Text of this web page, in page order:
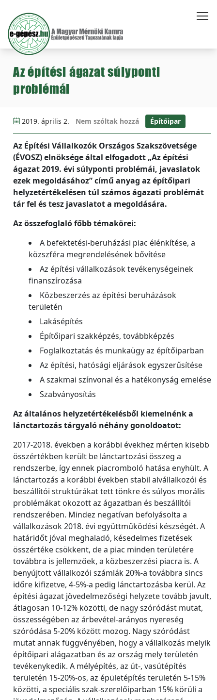
Az építési ágazat súlyponti
problémái
2019. április 2. Nem szóltak hozzá Építőipar
Az Építési Vállalkozók Országos Szakszövetsége
(ÉVOSZ) elnöksége által elfogadott „Az építési
ágazat 2019. évi súlyponti problémái, javaslatok
ezek megoldásához” című anyag az építőipari
helyzetértékelésen túl számos ágazati problémát
tár fel és tesz javaslatot a megoldására.
Az összefoglaló főbb témakörei:
A befektetési-beruházási piac élénkítése, a
közszféra megrendelésének bővítése
Az építési vállalkozások tevékenységeinek
finanszírozása
Közbeszerzés az építési beruházások
területén
Lakásépítés
Építőipari szakképzés, továbbképzés
Foglalkoztatás és munkaügy az építőiparban
Az építési, hatósági eljárások egyszerűsítése
A szakmai színvonal és a hatékonyság emelése
Szabványosítás
Az általános helyzetértékelésből kiemelnénk a
lánctartozás tárgyaló néhány gonoldoatot:
2017-2018. években a korábbi évekhez mérten kisebb
összértékben került be lánctartozási összeg a
rendszerbe, így ennek piacromboló hatása enyhült. A
lánctartozás a korábbi években stabil alvállalkozói és
beszállítói struktúrákat tett tönkre és súlyos morális
problémákat okozott az ágazatban és beszállítói
rendszerében. Mindez negatívan befolyásolta a
vállalkozások 2018. évi együttműködési készségét. A
határidőt jóval meghaladó, késedelmes fizetések
összértéke csökkent, de a piac minden területére
továbbra is jellemzőek, a közbeszerzési piacra is. A
benyújtott vállalkozói számlák 20%-a továbbra sincs
időre kifizetve, 4-5%-a pedig lánctartozásba kerül. Az
építési ágazat jövedelmezőségi helyzete tovább javult,
átlagosan 10-12% közötti, de nagy szóródást mutat,
összességében az árbevétel-arányos nyereség
szóródása 5-20% között mozog. Nagy szóródást
mutat annak függvényében, hogy a vállalkozás melyik
építőipari alágazatban és az ország mely területén
tevékenykedik. A mélyépítés, az út-, vasútépítés
területén 15-20%-os, az épületépítés területén 5-15%
közötti, a speciális szak-szerelőiparban 15% körüli a